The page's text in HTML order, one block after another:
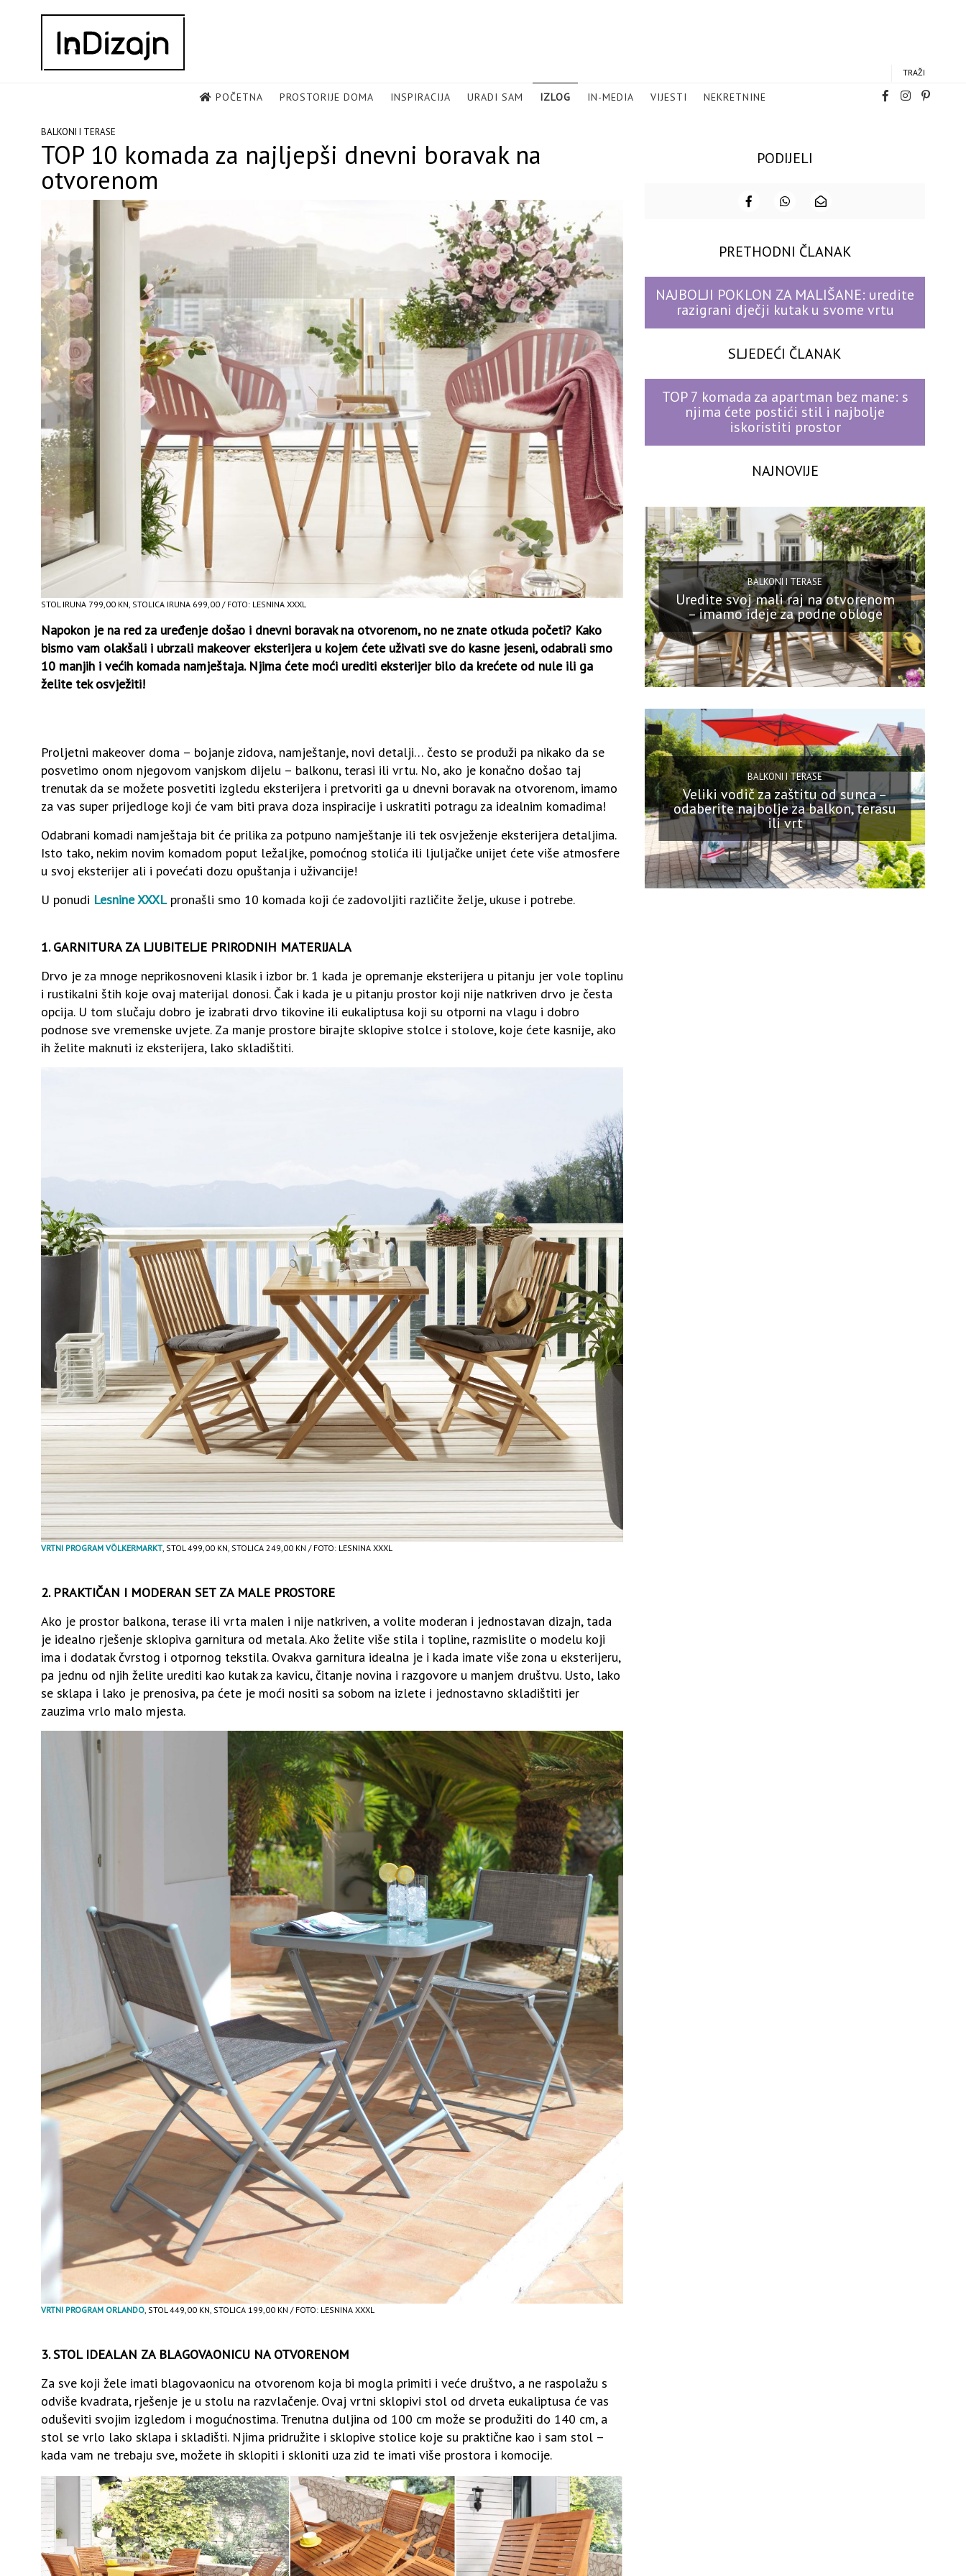
TRAŽI
POČETNA PROSTORIJE DOMA INSPIRACIJA URADI SAM IZLOG IN-MEDIA VIJESTI NEKRETNINE
BALKONI I TERASE
TOP 10 komada za najljepši dnevni boravak na
otvorenom
STOL IRUNA 799,00 KN, STOLICA IRUNA 699,00 / FOTO: LESNINA XXXL
Napokon je na red za uređenje došao i dnevni boravak na otvorenom, no ne znate otkuda početi? Kako
bismo vam olakšali i ubrzali makeover eksterijera u kojem ćete uživati sve do kasne jeseni, odabrali smo
10 manjih i većih komada namještaja. Njima ćete moći urediti eksterijer bilo da krećete od nule ili ga
želite tek osvježiti!
Proljetni makeover doma – bojanje zidova, namještanje, novi detalji… često se produži pa nikako da se
posvetimo onom njegovom vanjskom dijelu – balkonu, terasi ili vrtu. No, ako je konačno došao taj
trenutak da se možete posvetiti izgledu eksterijera i pretvoriti ga u dnevni boravak na otvorenom, imamo
za vas super prijedloge koji će vam biti prava doza inspiracije i uskratiti potragu za idealnim komadima!
Odabrani komadi namještaja bit će prilika za potpuno namještanje ili tek osvježenje eksterijera detaljima.
Isto tako, nekim novim komadom poput ležaljke, pomoćnog stolića ili ljuljačke unijet ćete više atmosfere
u svoj eksterijer ali i povećati dozu opuštanja i uživancije!
U ponudi Lesnine XXXLpronašli smo 10 komada koji će zadovoljiti različite želje, ukuse i potrebe.
1. GARNITURA ZA LJUBITELJE PRIRODNIH MATERIJALA
Drvo je za mnoge neprikosnoveni klasik i izbor br. 1 kada je opremanje eksterijera u pitanju jer vole toplinu
i rustikalni štih koje ovaj materijal donosi. Čak i kada je u pitanju prostor koji nije natkriven drvo je česta
opcija. U tom slučaju dobro je izabrati drvo tikovine ili eukaliptusa koji su otporni na vlagu i dobro
podnose sve vremenske uvjete. Za manje prostore birajte sklopive stolce i stolove, koje ćete kasnije, ako
ih želite maknuti iz eksterijera, lako skladištiti.
VRTNI PROGRAM VÖLKERMARKT, STOL 499,00 KN, STOLICA 249,00 KN / FOTO: LESNINA XXXL
2. PRAKTIČAN I MODERAN SET ZA MALE PROSTORE
Ako je prostor balkona, terase ili vrta malen i nije natkriven, a volite moderan i jednostavan dizajn, tada
je idealno rješenje sklopiva garnitura od metala. Ako želite više stila i topline, razmislite o modelu koji
ima i dodatak čvrstog i otpornog tekstila. Ovakva garnitura idealna je i kada imate više zona u eksterijeru,
pa jednu od njih želite urediti kao kutak za kavicu, čitanje novina i razgovore u manjem društvu. Usto, lako
se sklapa i lako je prenosiva, pa ćete je moći nositi sa sobom na izlete i jednostavno skladištiti jer
zauzima vrlo malo mjesta.
VRTNI PROGRAM ORLANDO, STOL 449,00 KN, STOLICA 199,00 KN / FOTO: LESNINA XXXL
3. STOL IDEALAN ZA BLAGOVAONICU NA OTVORENOM
Za sve koji žele imati blagovaonicu na otvorenom koja bi mogla primiti i veće društvo, a ne raspolažu s
odviše kvadrata, rješenje je u stolu na razvlačenje. Ovaj vrtni sklopivi stol od drveta eukaliptusa će vas
oduševiti svojim izgledom i mogućnostima. Trenutna duljina od 100 cm može se produžiti do 140 cm, a
stol se vrlo lako sklapa i skladišti. Njima pridružite i sklopive stolice koje su praktične kao i sam stol –
kada vam ne trebaju sve, možete ih sklopiti i skloniti uza zid te imati više prostora i komocije.
PODIJELI
PRETHODNI ČLANAK
NAJBOLJI POKLON ZA MALIŠANE: uredite
razigrani dječji kutak u svome vrtu
SLJEDEĆI ČLANAK
TOP 7 komada za apartman bez mane: s
njima ćete postići stil i najbolje
iskoristiti prostor
NAJNOVIJE
BALKONI I TERASE
Uredite svoj mali raj na otvorenom
– imamo ideje za podne obloge
BALKONI I TERASE
Veliki vodič za zaštitu od sunca –
odaberite najbolje za balkon, terasu
ili vrt